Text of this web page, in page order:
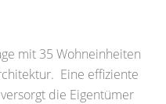
mit 35 Wohneinheiten
Eine effiziente
die Eigentümer